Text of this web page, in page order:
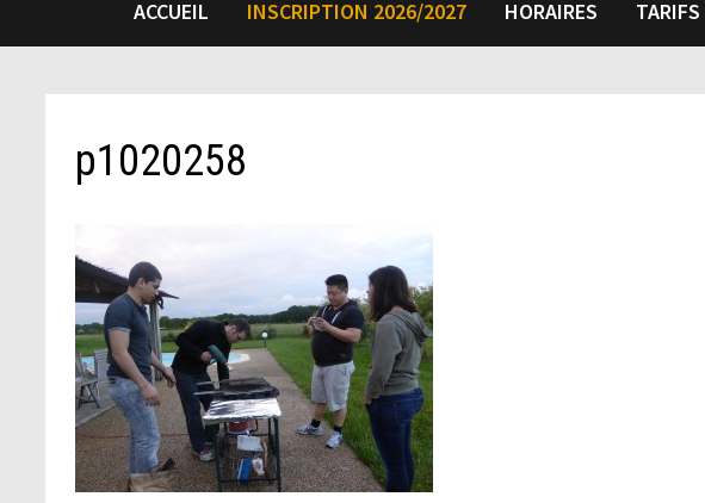
ACCUEIL INSCRIPTION 2026/2027 HORAIRES TARIFS
p1020258